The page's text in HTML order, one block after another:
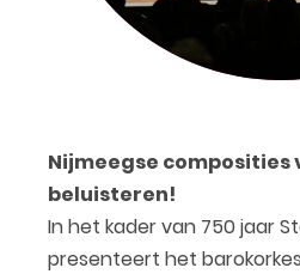
Nijmeegse composities
beluisteren!
In het kader van 750 jaar
presenteert het